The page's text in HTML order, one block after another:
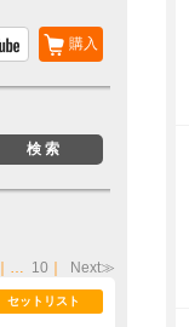
購入
｜… 10 ｜ Next≫
セットリスト